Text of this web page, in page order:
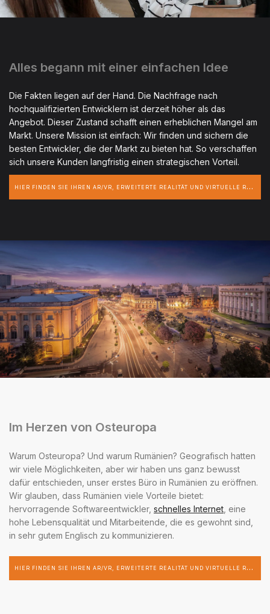
Alles begann mit einer einfachen Idee
Die Fakten liegen auf der Hand. Die Nachfrage nach
hochqualifizierten Entwicklern ist derzeit höher als das
Angebot. Dieser Zustand schafft einen erheblichen Mangel am
Markt. Unsere Mission ist einfach: Wir finden und sichern die
besten Entwickler, die der Markt zu bieten hat. So verschaffen
sich unsere Kunden langfristig einen strategischen Vorteil.
H
IER FINDEN SIE IHREN AR/VR, ERWEITERTE REALITÄT UND VIRTUELLE REALITÄT-ENTWICKLER
Im Herzen von Osteuropa
Warum Osteuropa? Und warum Rumänien? Geografisch hatten
wir viele Möglichkeiten, aber wir haben uns ganz bewusst
dafür entschieden, unser erstes Büro in Rumänien zu eröffnen.
Wir glauben, dass Rumänien viele Vorteile bietet:
hervorragende Softwareentwickler, schnelles Internet , eine
hohe Lebensqualität und Mitarbeitende, die es gewohnt sind,
in sehr gutem Englisch zu kommunizieren.
H
IER FINDEN SIE IHREN AR/VR, ERWEITERTE REALITÄT UND VIRTUELLE REALITÄT-ENTWICKLER